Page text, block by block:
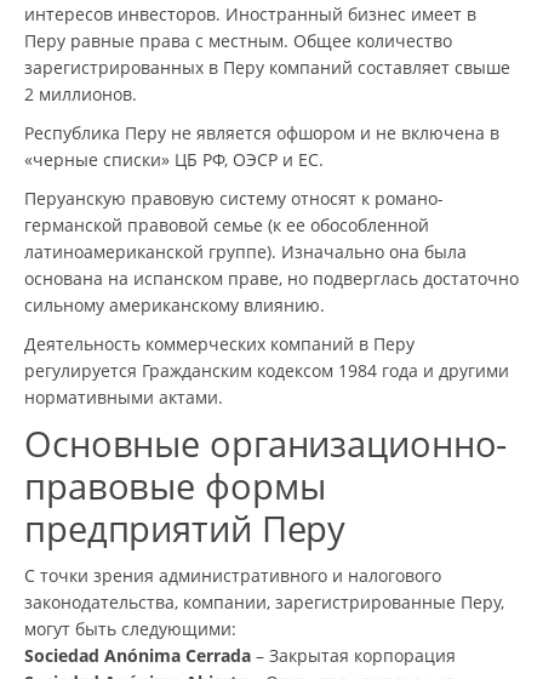
интересов инвесторов. Иностранный бизнес имеет в
Перу равные права с местным. Общее количество
зарегистрированных в Перу компаний составляет свыше
2 миллионов.
Республика Перу не является офшором и не включена в
«черные списки» ЦБ РФ, ОЭСР и ЕС.
Перуанскую правовую систему относят к романо-
германской правовой семье (к ее обособленной
латиноамериканской группе). Изначально она была
основана на испанском праве, но подверглась достаточно
сильному американскому влиянию.
Деятельность коммерческих компаний в Перу
регулируется Гражданским кодексом 1984 года и другими
нормативными актами.
Основные организационно-
правовые формы
предприятий Перу
С точки зрения административного и налогового
законодательства, компании, зарегистрированные Перу,
могут быть следующими:
Sociedad Anónima Cerrada – Закрытая корпорация